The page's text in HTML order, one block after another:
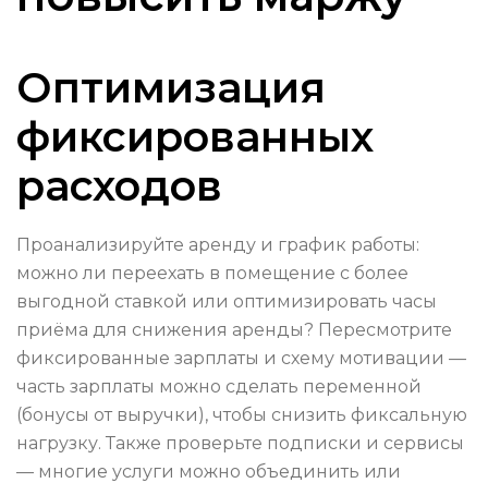
Оптимизация
фиксированных
расходов
Проанализируйте аренду и график работы:
можно ли переехать в помещение с более
выгодной ставкой или оптимизировать часы
приёма для снижения аренды? Пересмотрите
фиксированные зарплаты и схему мотивации —
часть зарплаты можно сделать переменной
(бонусы от выручки), чтобы снизить фиксальную
нагрузку. Также проверьте подписки и сервисы
— многие услуги можно объединить или